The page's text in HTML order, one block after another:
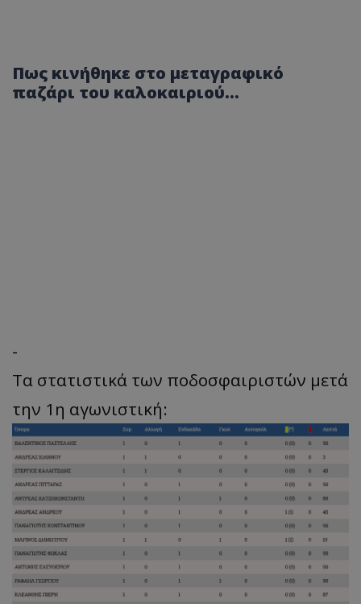
Πως κινήθηκε στο μεταγραφικό
παζάρι του καλοκαιριού...
-
Τα στατιστικά των ποδοσφαιριστών μετά
την 1η αγωνιστική: